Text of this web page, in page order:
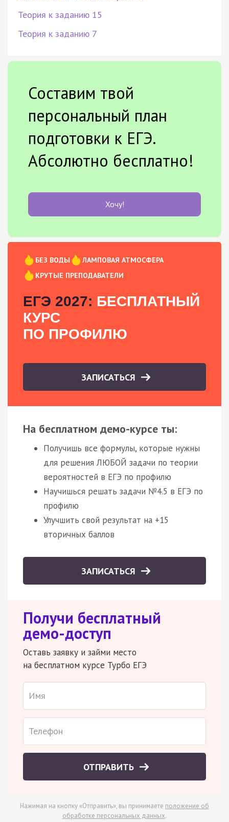
Теория к заданию 15
Теория к заданию 7
Составим твой
персональный план
подготовки к ЕГЭ.
Абсолютно бесплатно!
Хочу!
БЕЗ ВОДЫ
ЛАМПОВАЯ АТМОСФЕРА
КРУТЫЕ ПРЕПОДАВАТЕЛИ
ЕГЭ 2027: БЕСПЛАТНЫЙ
КУРС
ПО ПРОФИЛЮ
ЗАПИСАТЬСЯ
На бесплатном демо-курсе ты:
Получишь все формулы, которые нужны
для решения ЛЮБОЙ задачи по теории
вероятностей в ЕГЭ по профилю
Научишься решать задачи №4.5 в ЕГЭ по
профилю
Улучшить свой результат на +15
вторичных баллов
ЗАПИСАТЬСЯ
Получи бесплатный
демо-доступ
Оставь заявку и займи место
на бесплатном курсе Турбо ЕГЭ
ОТПРАВИТЬ
Нажимая на кнопку «Отправить», вы принимаете положение об
обработке персональных данных.